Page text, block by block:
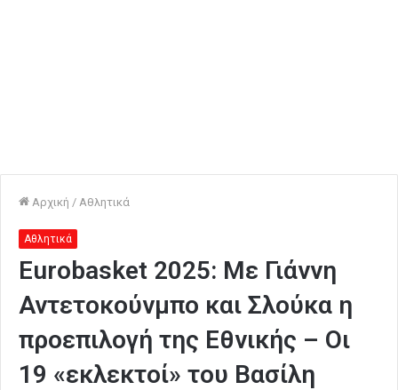
Αρχική / Αθλητικά
Αθλητικά
Eurobasket 2025: Με Γιάννη
Αντετοκούνμπο και Σλούκα η
προεπιλογή της Εθνικής – Οι
19 «εκλεκτοί» του Βασίλη